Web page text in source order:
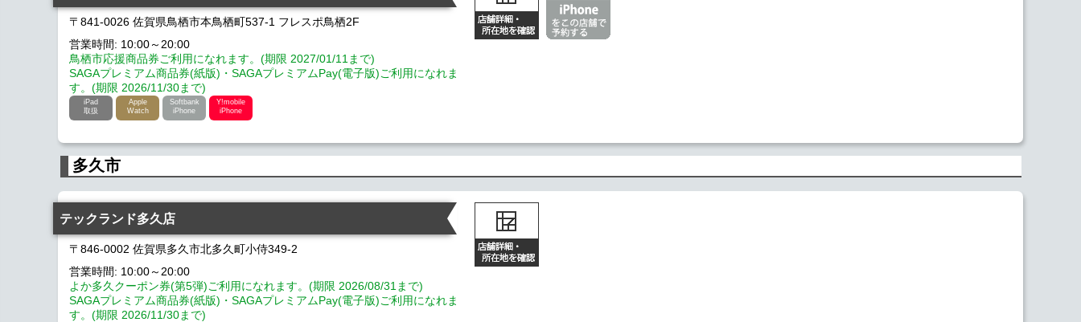
〒841-0026 佐賀県鳥栖市本鳥栖町537-1 フレスポ鳥栖2F
営業時間: 10:00～20:00
鳥栖市応援商品券ご利用になれます。(期限 2027/01/11まで)
SAGAプレミアム商品券(紙版)・SAGAプレミアムPay(電子版)ご利用になれま
す。(期限 2026/11/30まで)
iPad
取扱
Apple
Watch
Softbank
iPhone
Y!mobile
iPhone
多久市
テックランド多久店
〒846-0002 佐賀県多久市北多久町小侍349-2
営業時間: 10:00～20:00
よか多久クーポン券(第5弾)ご利用になれます。(期限 2026/08/31まで)
SAGAプレミアム商品券(紙版)・SAGAプレミアムPay(電子版)ご利用になれま
す。(期限 2026/11/30まで)